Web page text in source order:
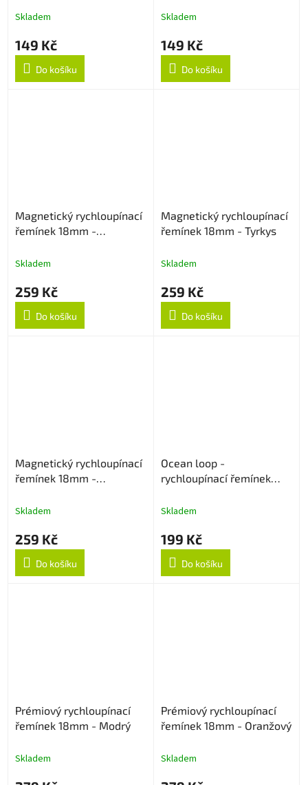
Skladem
149 Kč
Do košíku
Skladem
149 Kč
Do košíku
Magnetický rychloupínací
řemínek 18mm -
Skladem
259 Kč
Do košíku
Magnetický rychloupínací
řemínek 18mm - Tyrkys
Skladem
259 Kč
Do košíku
Magnetický rychloupínací
řemínek 18mm -
Skladem
259 Kč
Do košíku
Ocean loop -
rychloupínací řemínek
Skladem
199 Kč
Do košíku
Prémiový rychloupínací
řemínek 18mm - Modrý
Skladem
Prémiový rychloupínací
řemínek 18mm - Oranžový
Skladem